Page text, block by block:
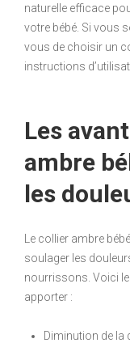
naturelle efficace
votre bébé. Si vous
vous de choisir un
instructions
Les
ambre
les
Le collier ambre
soulager les
nourrissons. Voici
apporter :
Diminution de la